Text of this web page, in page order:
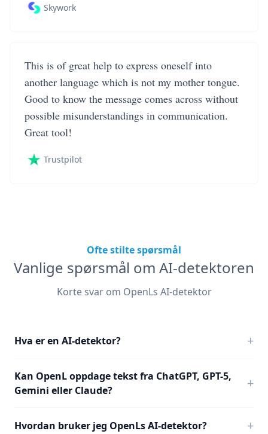
Skywork
This is of great help to express oneself into
another language which is not my mother tongue.
Good to know the message comes across without
possible misunderstandings in communication.
Great tool!
Trustpilot
Ofte stilte spørsmål
Vanlige spørsmål om AI-detektoren
Korte svar om OpenLs AI-detektor
Hva er en AI-detektor? +
Kan OpenL oppdage tekst fra ChatGPT, GPT-5,
Gemini eller Claude?
+
Hvordan bruker jeg OpenLs AI-detektor? +